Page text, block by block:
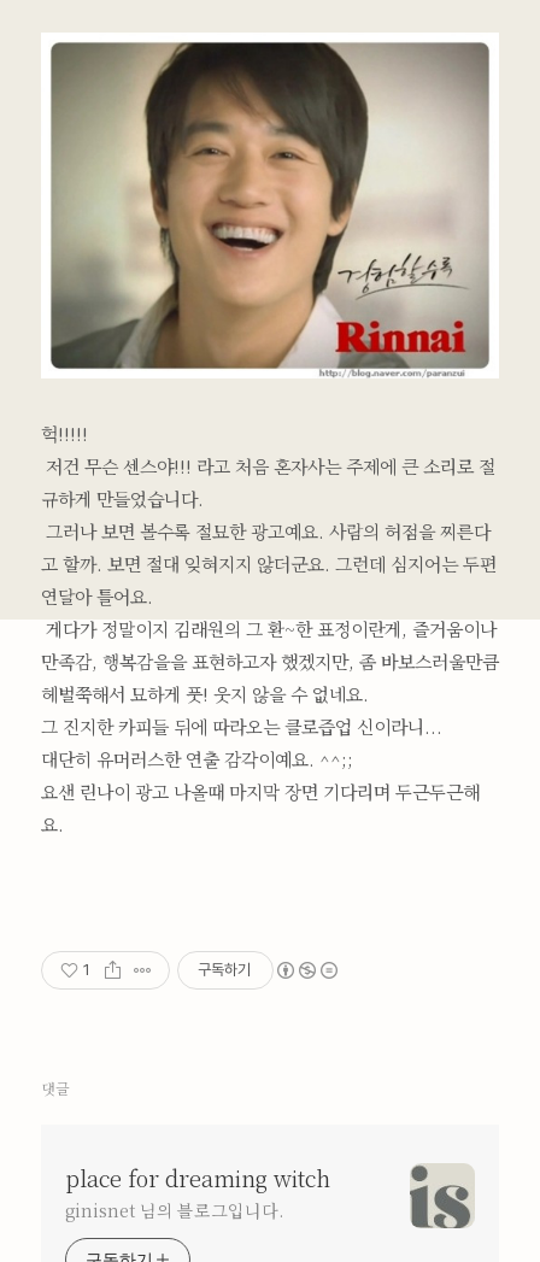
헉!!!!!
저건 무슨 센스야!!! 라고 처음 혼자사는 주제에 큰 소리로 절
규하게 만들었습니다.
그러나 보면 볼수록 절묘한 광고예요. 사람의 허점을 찌른다
고 할까. 보면 절대 잊혀지지 않더군요. 그런데 심지어는 두편
연달아 틀어요.
게다가 정말이지 김래원의 그 환~한 표정이란게, 즐거움이나
만족감, 행복감을을 표현하고자 했겠지만, 좀 바보스러울만큼
헤벌쭉해서 묘하게 풋! 웃지 않을 수 없네요.
그 진지한 카피들 뒤에 따라오는 클로즙업 신이라니...
대단히 유머러스한 연출 감각이예요. ^^;;
요샌 린나이 광고 나올때 마지막 장면 기다리며 두근두근해
요.
1 구독하기
댓글
place for dreaming witch
ginisnet 님의 블로그입니다.